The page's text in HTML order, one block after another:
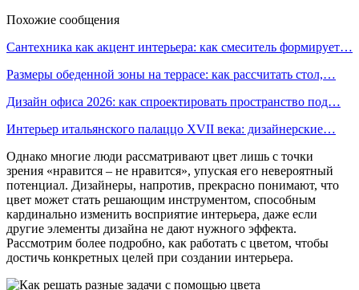
Похожие сообщения
Сантехника как акцент интерьера: как смеситель формирует…
Размеры обеденной зоны на террасе: как рассчитать стол,…
Дизайн офиса 2026: как спроектировать пространство под…
Интерьер итальянского палаццо XVII века: дизайнерские…
Однако многие люди рассматривают цвет лишь с точки
зрения «нравится – не нравится», упуская его невероятный
потенциал. Дизайнеры, напротив, прекрасно понимают, что
цвет может стать решающим инструментом, способным
кардинально изменить восприятие интерьера, даже если
другие элементы дизайна не дают нужного эффекта.
Рассмотрим более подробно, как работать с цветом, чтобы
достичь конкретных целей при создании интерьера.